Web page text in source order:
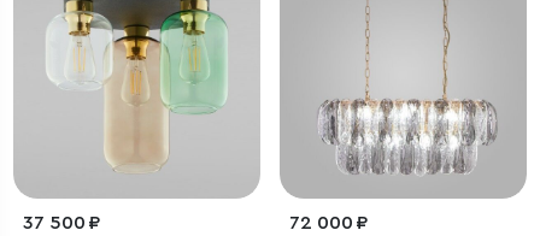
37 500 ₽ 72 000 ₽